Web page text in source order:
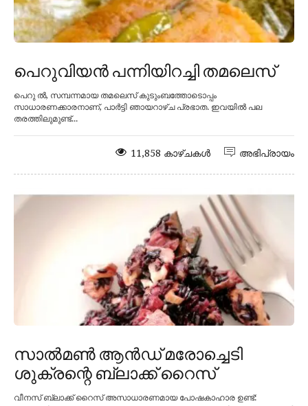
പെറുവിയൻ പന്നിയിറച്ചി തമലെസ്
പെറു ൽ, സമ്പന്നമായ തമലെസ് കുടുംബത്തോടൊപ്പം
സാധാരണക്കാരനാണ്, പാർട്ടി ഞായറാഴ്ച പ്രഭാത. ഇവയിൽ പല
തരത്തിലുമുണ്ട്...
അഭിപ്രായം
11,858 കാഴ്ചകൾ
സാൽമൺ ആൻഡ് മരോച്ചെടി
ശുക്രന്റെ ബ്ലാക്ക് റൈസ്
വീനസ് ബ്ലാക്ക് റൈസ് അസാധാരണമായ പോഷകാഹാര ഉണ്ട്: